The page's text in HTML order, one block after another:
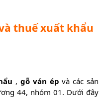
thuế xuất khẩu
, gỗ ván ép và các sản
44, nhóm 01. Dưới đây